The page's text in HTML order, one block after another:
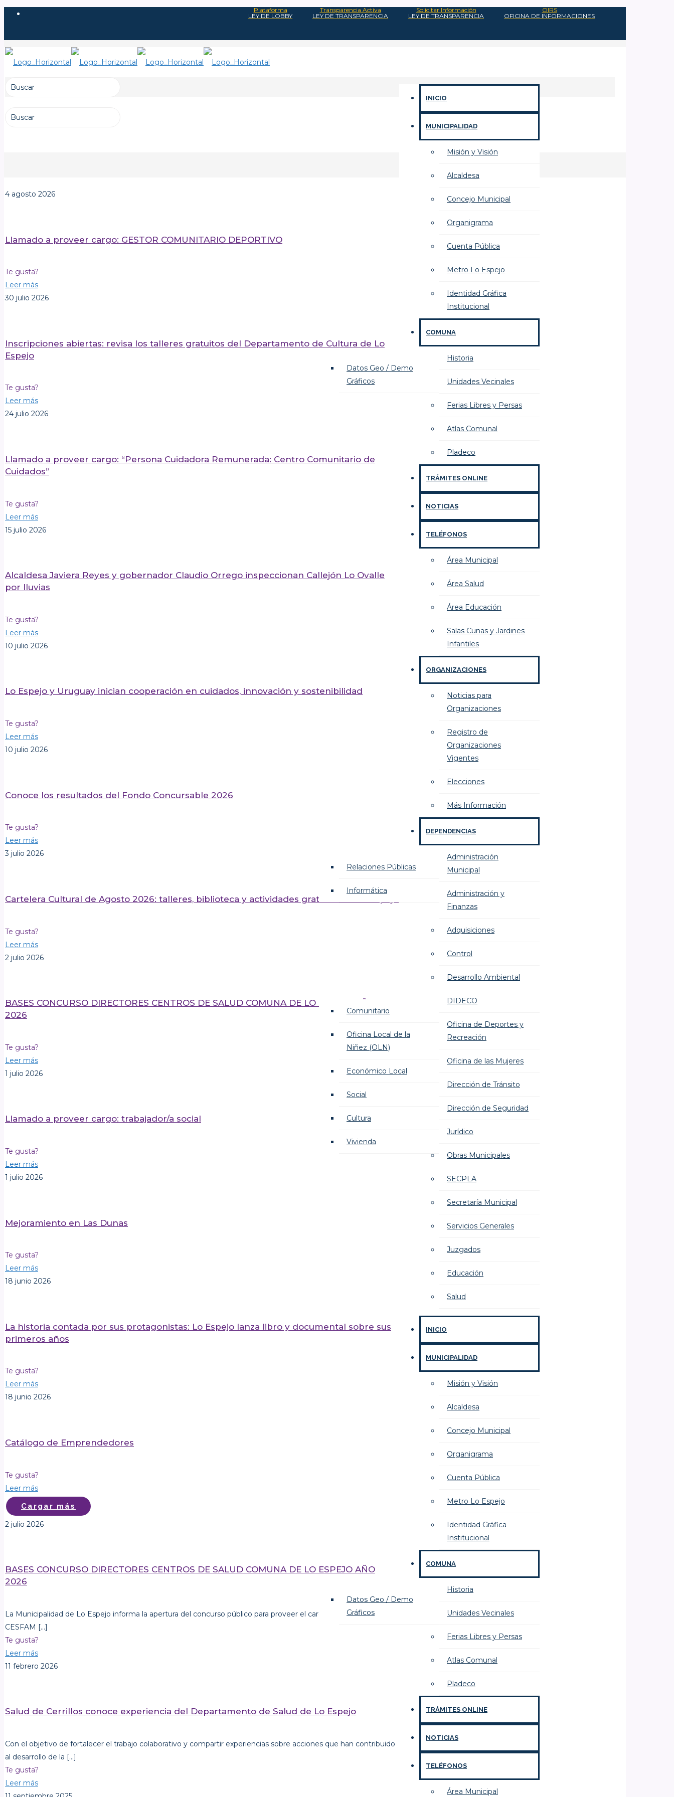
OIRS
OFICINA DE INFORMACIONES
Solicitar Información
LEY DE TRANSPARENCIA
Transparencia Activa
LEY DE TRANSPARENCIA
Plataforma
LEY DE LOBBY
INICIO
MUNICIPALIDAD
Misión y Visión
Alcaldesa
Concejo Municipal
Organigrama
Cuenta Pública
Metro Lo Espejo
Identidad Gráfica
Institucional
COMUNA
Historia
Datos Geo / Demo
Gráficos
Unidades Vecinales
Ferias Libres y Persas
Atlas Comunal
Pladeco
TRÁMITES ONLINE
NOTICIAS
TELÉFONOS
Área Municipal
Área Salud
Área Educación
Salas Cunas y Jardines
Infantiles
ORGANIZACIONES
Noticias para
Organizaciones
Registro de
Organizaciones
Vigentes
Elecciones
Más Información
DEPENDENCIAS
Administración
Municipal
Relaciones Públicas
Informática
Administración y
Finanzas
Adquisiciones
Control
Desarrollo Ambiental
DIDECO
Comunitario
Oficina Local de la
Niñez (OLN)
Económico Local
Social
Cultura
Vivienda
Oficina de Deportes y
Recreación
Oficina de las Mujeres
Dirección de Tránsito
Dirección de Seguridad
Jurídico
Obras Municipales
SECPLA
Secretaría Municipal
Servicios Generales
Juzgados
Educación
Salud
INICIO
MUNICIPALIDAD
Misión y Visión
Alcaldesa
Concejo Municipal
Organigrama
Cuenta Pública
Metro Lo Espejo
Identidad Gráfica
Institucional
COMUNA
Historia
Datos Geo / Demo
Gráficos
Unidades Vecinales
Ferias Libres y Persas
Atlas Comunal
Pladeco
TRÁMITES ONLINE
NOTICIAS
TELÉFONOS
Área Municipal
4 agosto 2026
Llamado a proveer cargo: GESTOR COMUNITARIO DEPORTIVO
Te gusta?
Leer más
30 julio 2026
Inscripciones abiertas: revisa los talleres gratuitos del Departamento de Cultura de Lo
Espejo
Te gusta?
Leer más
24 julio 2026
Llamado a proveer cargo: “Persona Cuidadora Remunerada: Centro Comunitario de
Cuidados”
Te gusta?
Leer más
15 julio 2026
Alcaldesa Javiera Reyes y gobernador Claudio Orrego inspeccionan Callejón Lo Ovalle
por lluvias
Te gusta?
Leer más
10 julio 2026
Lo Espejo y Uruguay inician cooperación en cuidados, innovación y sostenibilidad
Te gusta?
Leer más
10 julio 2026
Conoce los resultados del Fondo Concursable 2026
Te gusta?
Leer más
3 julio 2026
Cartelera Cultural de Agosto 2026: talleres, biblioteca y actividades gratuitas en Lo Espejo
Te gusta?
Leer más
2 julio 2026
BASES CONCURSO DIRECTORES CENTROS DE SALUD COMUNA DE LO ESPEJO AÑO
2026
Te gusta?
Leer más
1 julio 2026
Llamado a proveer cargo: trabajador/a social
Te gusta?
Leer más
1 julio 2026
Mejoramiento en Las Dunas
Te gusta?
Leer más
18 junio 2026
La historia contada por sus protagonistas: Lo Espejo lanza libro y documental sobre sus
primeros años
Te gusta?
Leer más
18 junio 2026
Catálogo de Emprendedores
Te gusta?
Leer más
Cargar más
2 julio 2026
BASES CONCURSO DIRECTORES CENTROS DE SALUD COMUNA DE LO ESPEJO AÑO
2026
La Municipalidad de Lo Espejo informa la apertura del concurso público para proveer el cargo de Director/a de los
CESFAM […]
Te gusta?
Leer más
11 febrero 2026
Salud de Cerrillos conoce experiencia del Departamento de Salud de Lo Espejo
Con el objetivo de fortalecer el trabajo colaborativo y compartir experiencias sobre acciones que han contribuido
al desarrollo de la […]
Te gusta?
Leer más